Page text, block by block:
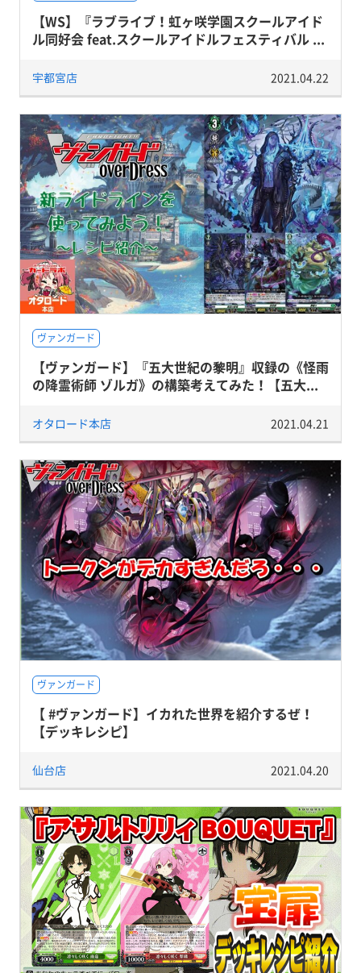
【WS】『ラブライブ！虹ヶ咲学園スクールアイド
ル同好会 feat.スクールアイドルフェスティバル ...
宇都宮店 2021.04.22
ヴァンガード
【ヴァンガード】『五大世紀の黎明』収録の《怪雨
の降霊術師 ゾルガ》の構築考えてみた！【五大...
オタロード本店 2021.04.21
ヴァンガード
【 #ヴァンガード】イカれた世界を紹介するぜ！
【デッキレシピ】
仙台店 2021.04.20